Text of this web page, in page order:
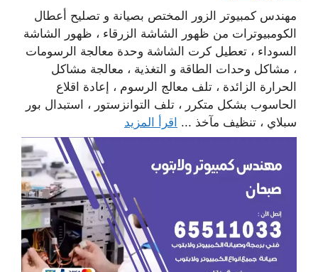
مهندس كمبيوتر الزور المختص بصيانة و تصليح أعطال
الكومبيوترات من ظهور الشاشة الزرقاء ، ظهور الشاشة
السوداء ، تعطيل كرت الشاشة وحدة معالجة الرسومات
، مشاكل وحدات الطاقة و التغذية ، معالجة مشاكل
الحرارة الزائدة ، تلف معالج الرسوم ، إعادة اقلاع
الحاسوب بشكل متكرر ، تلف التوانزستور ، استبدال بور
سبلاي ، تنظيف مآخذ ... اقرأ المزيد